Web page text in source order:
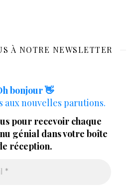
À NOTRE NEWSLETTER
bonjour 👋
aux nouvelles parutions.
pour recevoir chaque
génial dans votre boîte
réception.